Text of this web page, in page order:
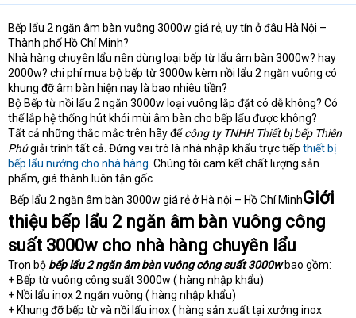
e
r
Bếp lẩu 2 ngăn âm bàn vuông 3000w giá rẻ, uy tín ở đâu Hà Nội –
Thành phố Hồ Chí Minh?
Nhà hàng chuyên lẩu nên dùng loại bếp từ lẩu âm bàn 3000w? hay
2000w? chi phí mua bộ bếp từ 3000w kèm nồi lẩu 2 ngăn vuông có
khung đỡ âm bàn hiện nay là bao nhiêu tiền?
Bộ Bếp từ nồi lẩu 2 ngăn 3000w loại vuông lắp đặt có dễ không? Có
thể lắp hệ thống hút khói mùi âm bàn cho bếp lẩu được không?
Tất cả những thắc mắc trên hãy đểcông ty TNHH Thiết bị bếp Thiên
Phúgiải trình tất cả. Đứng vai trò là nhà nhập khẩu trực tiếp thiết bị
bếp lẩu nướng cho nhà hàng. Chúng tôi cam kết chất lượng sản
phẩm, giá thành luôn tận gốc
Bếp lẩu 2 ngăn âm bàn 3000w giá rẻ ở Hà nội – Hồ Chí MinhGiới
thiệu bếp lẩu 2 ngăn âm bàn vuông công
suất 3000w cho nhà hàng chuyên lẩu
Trọn bộ bếp lẩu 2 ngăn âm bàn vuông công suất 3000wbao gồm:
+ Bếp từ vuông công suất 3000w ( hàng nhập khẩu)
+ Nồi lẩu inox 2 ngăn vuông ( hàng nhập khẩu)
+ Khung đỡ bếp từ và nồi lẩu inox ( hàng sản xuất tại xưởng inox